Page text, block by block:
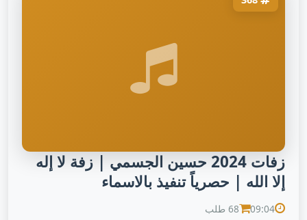
زفات 2024 حسين الجسمي | زفة لا إله
إلا الله | حصرياً تنفيذ بالاسماء
09:04 68 طلب